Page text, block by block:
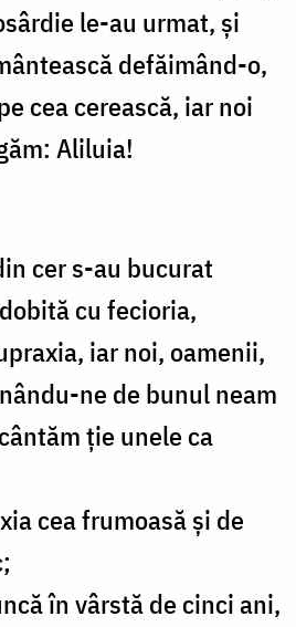
le-au urmat, şi
defăimând-o,
cea cerească, iar noi
Aliluia!
cer s-au bucurat
cu fecioria,
iar noi, oamenii,
ne de bunul neam
ţie unele ca
cea frumoasă şi de
în vârstă de cinci ani,